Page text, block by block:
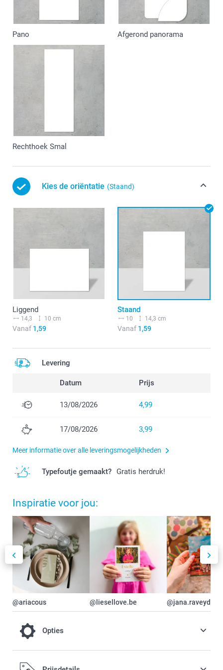
Pano Afgerond panorama
Rechthoek Smal
Kies de oriëntatie (Staand)
Liggend
14,3 10 cm
Vanaf 1,59
Staand
10 14,3 cm
Vanaf1,59
Levering
Datum Prijs
13/08/2026 4,99
17/08/2026 3,99
Meer informatie over alle leveringsmogelijkheden
Typefoutje gemaakt? Gratis herdruk!
Inspiratie voor jou:
@ariacous @liesellove.be @jana.raveydts
Opties
Maak je kaartje nog mooier met stevig mat